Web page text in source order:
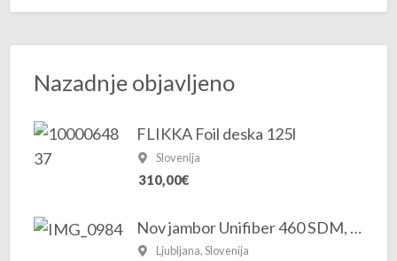
Nazadnje objavljeno
FLIKKA Foil deska 125l
Slovenija
310,00€
Nov jambor Unifiber 460 SDM, 100% karbona
Ljubljana, Slovenija